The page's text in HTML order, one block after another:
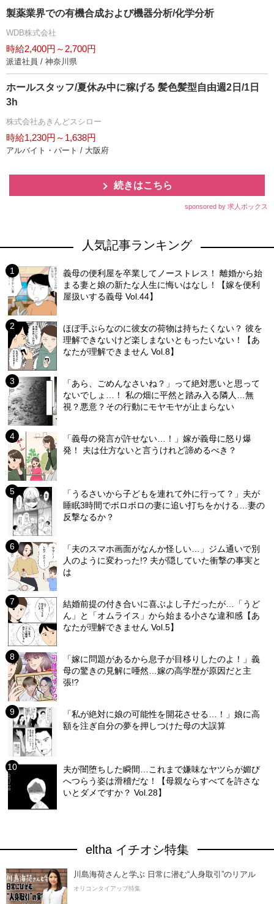
製薬業界での有機合成および機器分析/化学分析
WDB株式会社
時給2,400円～2,700円
派遣社員 / 神奈川県
ホールスタッフ/夏休み中に稼げる 髪色髪型自由週2日/1日
3h
株式会社あきんどスシロー
時給1,230円～1,638円
アルバイト・パート / 大阪府
続きはこちら
sponsored by 求人ボックス
人気記事ランキング
義母の便利屋を卒業してノーストレス！ 離婚から始
まる妻と娘の新たな人生に悔いはなし！【嫁を便利
屋扱いする義母 Vol.44】
ほぼ手ぶらなのに彼女の荷物は持ちたくない？ 彼を
理解できないけど楽しまないともったいない！【あ
なたが理解できません Vol.8】
「あら、ごめんなさいね？」って絶対悪いと思って
ないでしょ…！ 私の畑に平然と踏み入る隣人…無
視？悪意？その行動にモヤモヤが止まらない
「義母の発言が許せない…！」嫁が義母に怒り爆
発！ 夫は仕方ないと言うけれど諦めるべき？
「うるさいから子どもを連れて外に行って？」夫が
睡眠3時間でボロボロの妻に追い打ちをかける…妻の
反撃なるか？
「夫のスマホ画面がなんか怪しい…」ジム通いで別
人のように変わった!? 夫が隠していた衝撃の事実と
は
結婚前提の付き合いに喜ぶよし子だったが…「うど
ん」と「オムライス」から始まる小さな違和感【あ
なたが理解できません Vol.5】
「嫁に問題があるから息子が目移りしたのよ！」義
母の驚きの見解に唖然…嫁の高学歴が原因だと主
張!?
「私が絶対に娘の可能性を開花させる…！」娘に高
額を注ぎ自分の夢を押しつけた母の大誤算
夫が闇堕ちした瞬間…これまで嫌味なヤツらが媚び
へつらう姿は滑稽だな！【母親ならすべてを許さな
いとダメですか？ Vol.28】
eltha イチオシ特集
川島海荷さんと学ぶ 日常に潜む“人身取引”のリアル
オリコンタイアップ特集